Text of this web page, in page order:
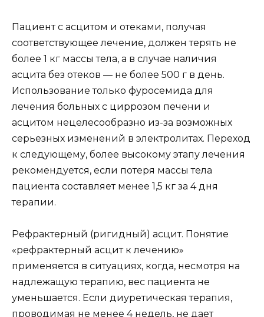
Пациент с асцитом и отеками, получая
соответствующее лечение, должен терять не
более 1 кг массы тела, а в случае наличия
асцита без отеков — не более 500 г в день.
Использование только фуросемида для
лечения больных с циррозом печени и
асцитом нецелесообразно из-за возможных
серьезных изменений в электролитах. Переход
к следующему, более высокому этапу лечения
рекомендуется, если потеря массы тела
пациента составляет менее 1,5 кг за 4 дня
терапии.
Рефрактерный (ригидный) асцит. Понятие
«рефрактерный асцит к лечению»
применяется в ситуациях, когда, несмотря на
надлежащую терапию, вес пациента не
уменьшается. Если диуретическая терапия,
проводимая не менее 4 недель, не дает